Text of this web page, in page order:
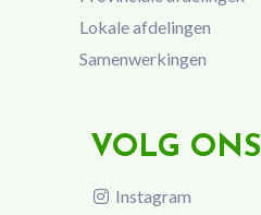
Lokale afdelingen
Samenwerkingen
VOLG ONS
Instagram